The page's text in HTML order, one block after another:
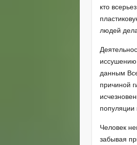
кто
людей
иссушению
данным
причиной
популяции
Человек
забывая